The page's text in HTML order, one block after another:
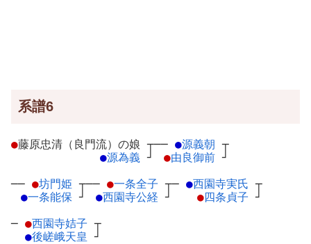
系譜6
●藤原忠清（良門流）の娘 ┬
●源為義 ┘
── ●源義朝 ┬
●由良御前 ┘
── ●坊門姫 ┬
●一条能保 ┘
── ●一条全子 ┬
●西園寺公経 ┘
─ ●西園寺実氏 ┬
●四条貞子 ┘
─ ●西園寺姞子 ┬
●後嵯峨天皇 ┘